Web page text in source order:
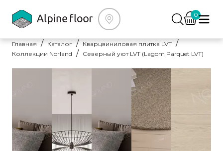
0
Главная Каталог
Кварцвиниловая плитка LVT
Коллекции Norland
Северный уют LVT (Lagom Parquet LVT)